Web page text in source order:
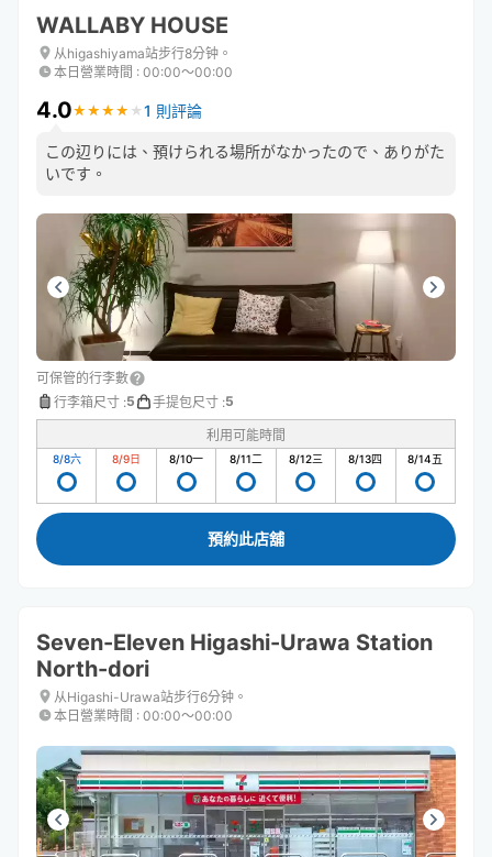
WALLABY HOUSE
从higashiyama站步行8分钟。
本日營業時間 : 00:00〜00:00
4.0★ ★ ★ ★ ★
★ ★ ★ ★ ★ 1 則評論
この辺りには、預けられる場所がなかったので、ありがた
いです。
可保管的行李數
行李箱尺寸 :5 手提包尺寸 :5
利用可能時間
8/8六 8/9日 8/10一 8/11二 8/12三 8/13四 8/14五
預約此店舖
Seven-Eleven Higashi-Urawa Station
North-dori
从Higashi-Urawa站步行6分钟。
本日營業時間 : 00:00〜00:00